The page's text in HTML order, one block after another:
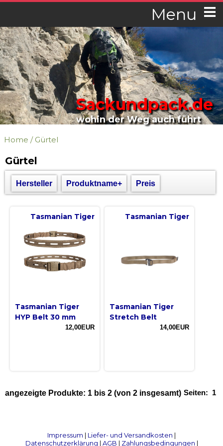
Menu
Sackundpack.de
wohin der Weg auch führt
Home / Gürtel
Gürtel
Hersteller Produktname+ Preis
Tasmanian Tiger
Tasmanian Tiger
HYP Belt 30 mm
12,00EUR
Tasmanian Tiger
Tasmanian Tiger
Stretch Belt
14,00EUR
Seiten: 1
angezeigte Produkte: 1 bis 2 (von 2 insgesamt)
Impressum | Liefer- und Versandkosten |
Datenschutzerklärung | AGB | Zahlungsbedingungen |